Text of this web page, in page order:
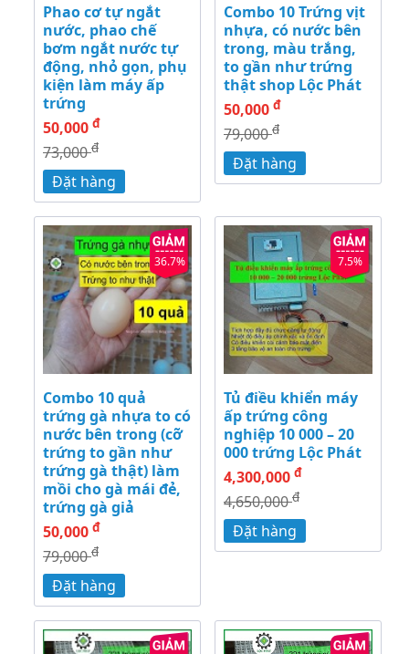
Phao cơ tự ngắt
nước, phao chế
bơm ngắt nước tự
động, nhỏ gọn, phụ
kiện làm máy ấp
trứng
50,000 đ
73,000đ
Đặt hàng
Combo 10 Trứng vịt
nhựa, có nước bên
trong, màu trắng,
to gần như trứng
thật shop Lộc Phát
50,000 đ
79,000đ
Đặt hàng
36.7%
Combo 10 quả
trứng gà nhựa to có
nước bên trong (cỡ
trứng to gần như
trứng gà thật) làm
mồi cho gà mái đẻ,
trứng gà giả
50,000 đ
79,000đ
Đặt hàng
7.5%
Tủ điều khiển máy
ấp trứng công
nghiệp 10 000 – 20
000 trứng Lộc Phát
4,300,000 đ
4,650,000đ
Đặt hàng